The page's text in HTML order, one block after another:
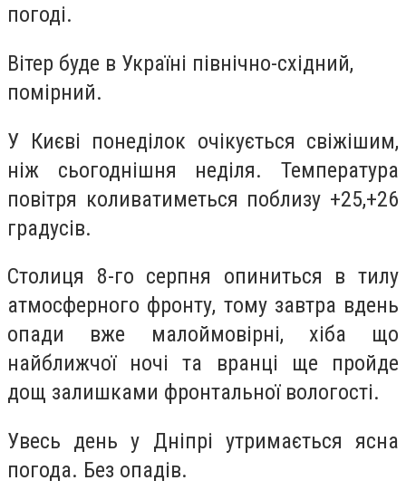
погоді.
Вітер буде в Україні північно-східний,
помірний.
У Києві понеділок очікується свіжішим,
ніж сьогоднішня неділя. Температура
повітря коливатиметься поблизу +25,+26
градусів.
Столиця 8-го серпня опиниться в тилу
атмосферного фронту, тому завтра вдень
опади вже малоймовірні, хіба що
найближчої ночі та вранці ще пройде
дощ залишками фронтальної вологості.
Увесь день у Дніпрі утримається ясна
погода. Без опадів.